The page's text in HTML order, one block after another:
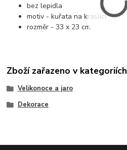
bez lepidla
motiv - kuřata na kraslici
rozměr - 33 x 23 cm
Zboží zařazeno v kategoriích
Velikonoce a jaro
Dekorace